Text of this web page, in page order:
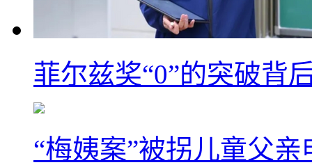
菲尔兹奖“0”的突破背
“梅姨案”被拐儿童父